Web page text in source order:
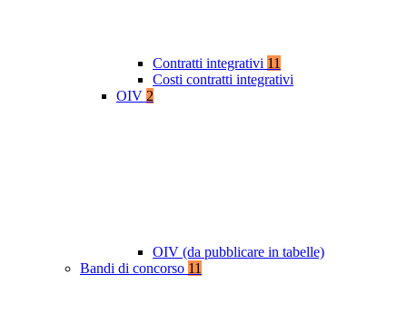
Contratti integrativi 11
Costi contratti integrativi
OIV 2
OIV (da pubblicare in tabelle)
Bandi di concorso 11